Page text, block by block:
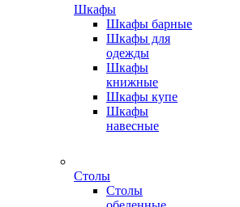
Шкафы
Шкафы барные
Шкафы для
одежды
Шкафы
книжные
Шкафы купе
Шкафы
навесные
Столы
Столы